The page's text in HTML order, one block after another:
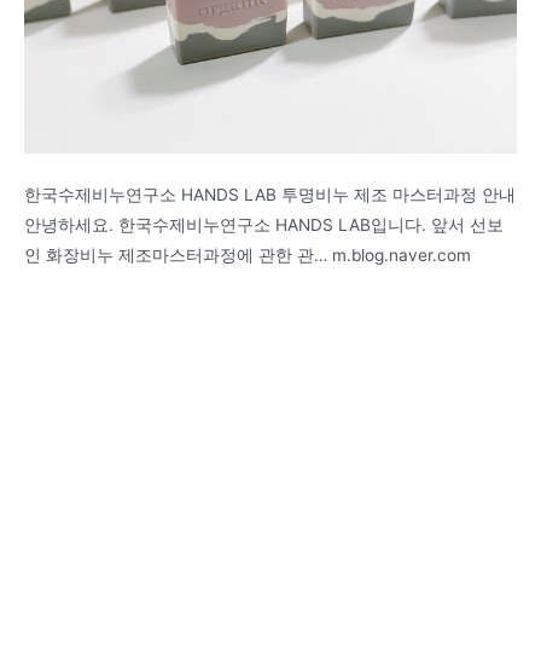
한국수제비누연구소 HANDS LAB 투명비누 제조 마스터과정 안내
안녕하세요. 한국수제비누연구소 HANDS LAB입니다. 앞서 선보
인 화장비누 제조마스터과정에 관한 관… m.blog.naver.com